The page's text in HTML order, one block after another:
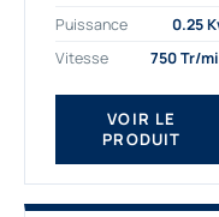
déterminons,
fournissons
des moteurs
asynchrones depuis de
nombreuses années....
Puissance
0.25
Vitesse
750 Tr/
VOIR LE
PRODUIT